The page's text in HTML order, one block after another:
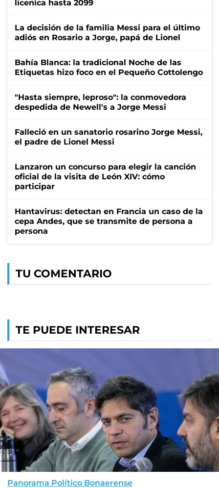
licenica hasta 2099
La decisión de la familia Messi para el último
adiós en Rosario a Jorge, papá de Lionel
Bahía Blanca: la tradicional Noche de las
Etiquetas hizo foco en el Pequeño Cottolengo
"Hasta siempre, leproso": la conmovedora
despedida de Newell's a Jorge Messi
Falleció en un sanatorio rosarino Jorge Messi,
el padre de Lionel Messi
Lanzaron un concurso para elegir la canción
oficial de la visita de León XIV: cómo
participar
Hantavirus: detectan en Francia un caso de la
cepa Andes, que se transmite de persona a
persona
TU COMENTARIO
TE PUEDE INTERESAR
Panorama Político Bonaerense